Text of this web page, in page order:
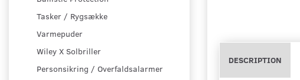
Tasker / Rygsække
Varmepuder
Wiley X Solbriller
Personsikring / Overfaldsalarmer
DESCRIPTION